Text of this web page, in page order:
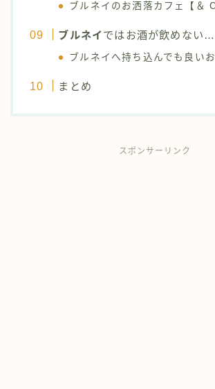
ブルネイのお洒落カフェ【＆
ブルネイではお酒が飲めない…
ブルネイへ持ち込んでも良い
まとめ
スポンサーリンク